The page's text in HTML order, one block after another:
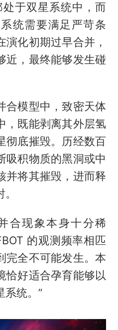
于双星系统中，而
统需要满足严苛条
化初期过早合并，
近，最终能够发生碰
合模型中，致密天体
，既能剥离其外层氢
彻底摧毁。历经数百
吸积物质的黑洞或中
并将其摧毁，进而释
合现象本身十分稀
的观测频率相匹
完全不可能发生。本
恰好适合孕育能够以
系统。”